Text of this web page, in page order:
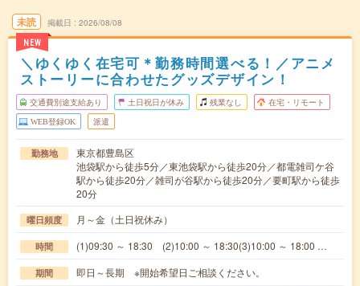
未読
NEW
掲載日 2026/08/08
＼ゆくゆく在宅可＊勤務時間選べる！／アニメ
ストーリーに合わせたグッズデザイン！
交通費別途支給あり 土日祝日が休み 残業なし 在宅・リモート
WEB登録OK 派遣
勤務地
東京都豊島区
池袋駅から徒歩5分／東池袋駅から徒歩20分／都電雑司ケ谷
駅から徒歩20分／雑司が谷駅から徒歩20分／要町駅から徒歩
20分
曜日頻度 月～金（土日祝休み）
時間 (1)09:30 ～ 18:30 (2)10:00 ～ 18:30(3)10:00 ～ 18:00 …
期間 即日～長期 ※開始希望日ご相談ください。